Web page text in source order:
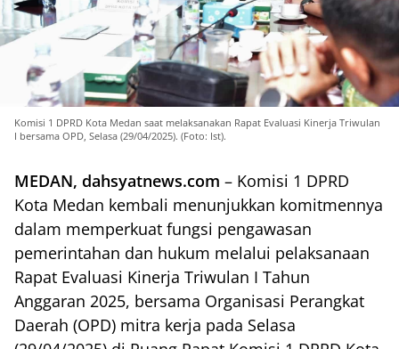
Komisi 1 DPRD Kota Medan saat melaksanakan Rapat Evaluasi Kinerja Triwulan
I bersama OPD, Selasa (29/04/2025). (Foto: Ist).
MEDAN, dahsyatnews.com – Komisi 1 DPRD
Kota Medan kembali menunjukkan komitmennya
dalam memperkuat fungsi pengawasan
pemerintahan dan hukum melalui pelaksanaan
Rapat Evaluasi Kinerja Triwulan I Tahun
Anggaran 2025, bersama Organisasi Perangkat
Daerah (OPD) mitra kerja pada Selasa